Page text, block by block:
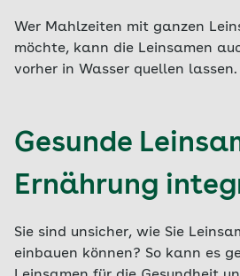
Wer Mahlzeiten mit ganzen
möchte, kann die Leinsamen
vorher in Wasser quellen lassen.
Gesunde
Ernährung
Sie sind unsicher, wie Sie
einbauen können? So kann es